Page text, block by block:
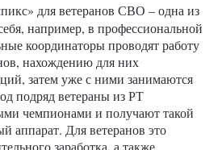
для ветеранов СВО – одна из
например, в профессиональной
координаторы проводят работу
нахождению для них
затем уже с ними занимаются
подряд ветераны из РТ
чемпионами и получают такой
аппарат. Для ветеранов это
заработка, а также